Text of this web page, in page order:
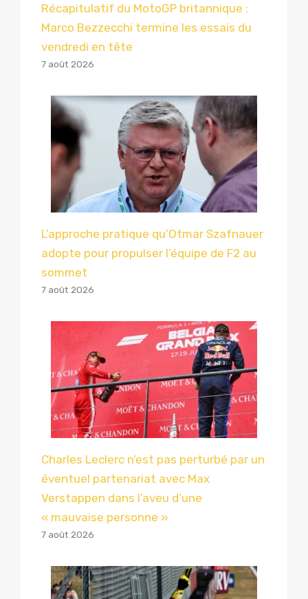
Récapitulatif du MotoGP britannique :
Marco Bezzecchi termine les essais du
vendredi en tête
7 août 2026
L’approche pratique qu’Otmar Szafnauer
adopte pour propulser l’équipe de F2 au
sommet
7 août 2026
Charles Leclerc n’est pas perturbé par un
éventuel partenariat avec Max
Verstappen dans l’aveu d’une
« mauvaise personne »
7 août 2026